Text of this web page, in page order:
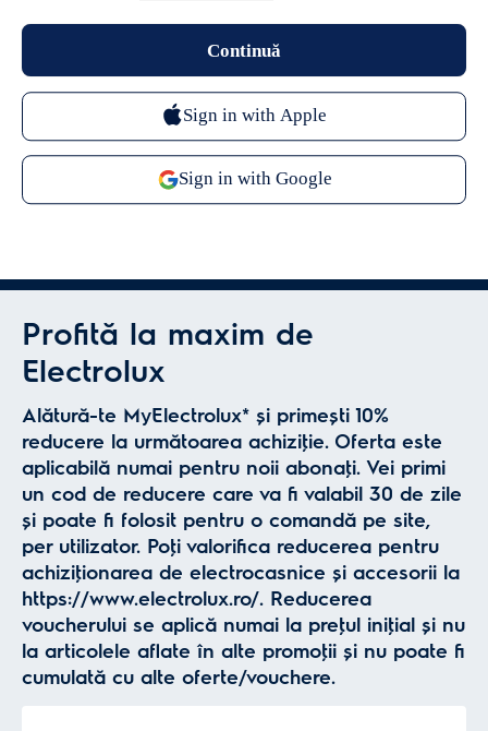
Profită la maxim de
Electrolux
Alătură-te MyElectrolux* și primești 10%
reducere la următoarea achiziţie. Oferta este
aplicabilă numai pentru noii abonaţi. Vei primi
un cod de reducere care va fi valabil 30 de zile
și poate fi folosit pentru o comandă pe site,
per utilizator. Poţi valorifica reducerea pentru
achiziţionarea de electrocasnice și accesorii la
https://www.electrolux.ro/. Reducerea
voucherului se aplică numai la preţul iniţial și nu
la articolele aflate în alte promoţii și nu poate fi
cumulată cu alte oferte/vouchere.